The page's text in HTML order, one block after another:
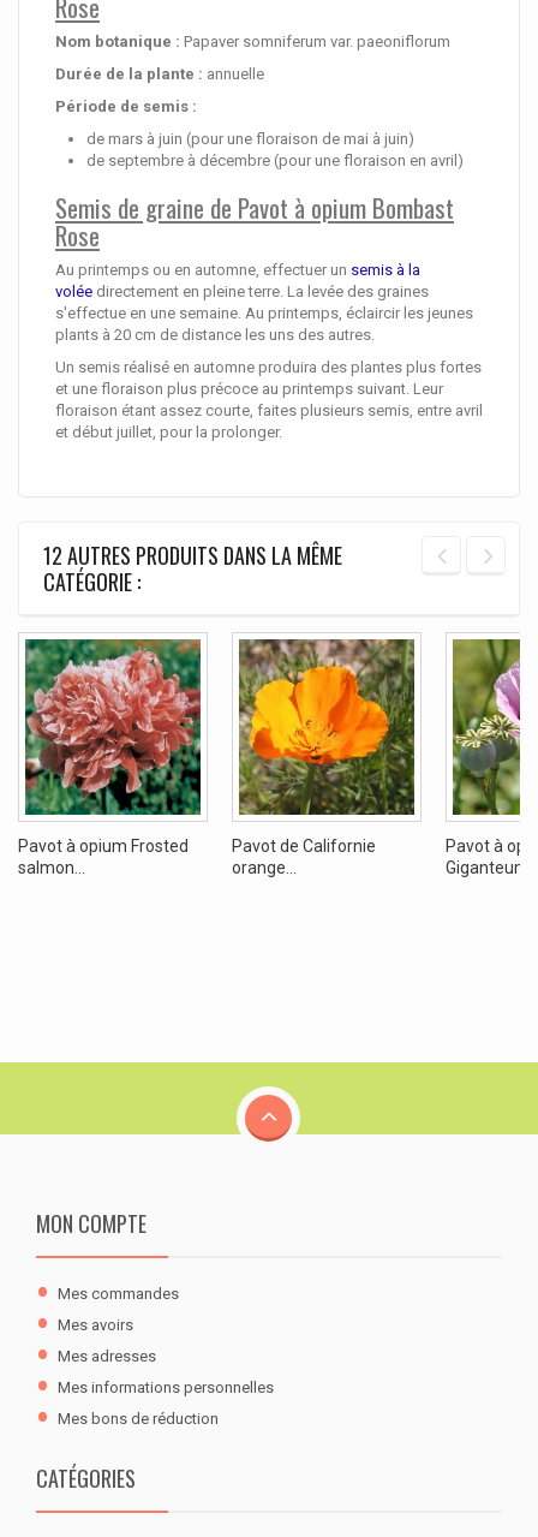
Nom botanique : Papaver somniferum var. paeoniflorum
Durée de la plante : annuelle
Période de semis :
de mars à juin (pour une floraison de mai à juin)
de septembre à décembre (pour une floraison en avril)
Semis de graine de Pavot à opium Bombast
Rose
Au printemps ou en automne, effectuer un semis à la
volée directement en pleine terre. La levée des graines
s'effectue en une semaine. Au printemps, éclaircir les jeunes
plants à 20 cm de distance les uns des autres.
Un semis réalisé en automne produira des plantes plus fortes
et une floraison plus précoce au printemps suivant. Leur
floraison étant assez courte, faites plusieurs semis, entre avril
et début juillet, pour la prolonger.
12 AUTRES PRODUITS DANS LA MÊME
CATÉGORIE :
Pavot à opium Frosted
salmon...
Pavot de Californie
orange...
Pavot à
Giganteum
MON COMPTE
Mes commandes
Mes avoirs
Mes adresses
Mes informations personnelles
Mes bons de réduction
CATÉGORIES